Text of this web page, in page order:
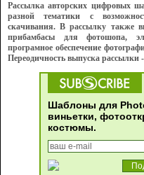
Рассылка авторских цифровых
разной тематики с
скачивания. В рассылку также
прибамбасы для фотошопа,
програмное обеспечение
Переодичность выпуска рассылки
Шаблоны для
виньетки,
костюмы.